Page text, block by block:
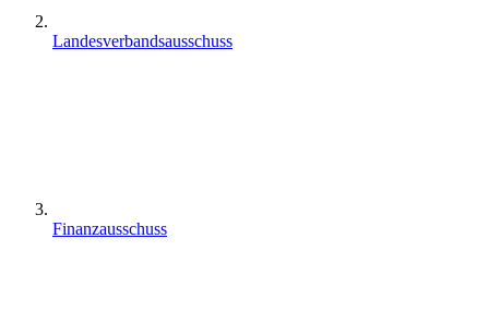
Landesverbandsausschuss
Finanzausschuss